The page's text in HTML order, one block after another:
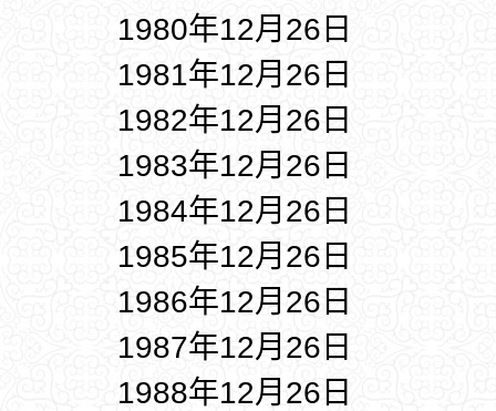
1980年12月26日
1981年12月26日
1982年12月26日
1983年12月26日
1984年12月26日
1985年12月26日
1986年12月26日
1987年12月26日
1988年12月26日